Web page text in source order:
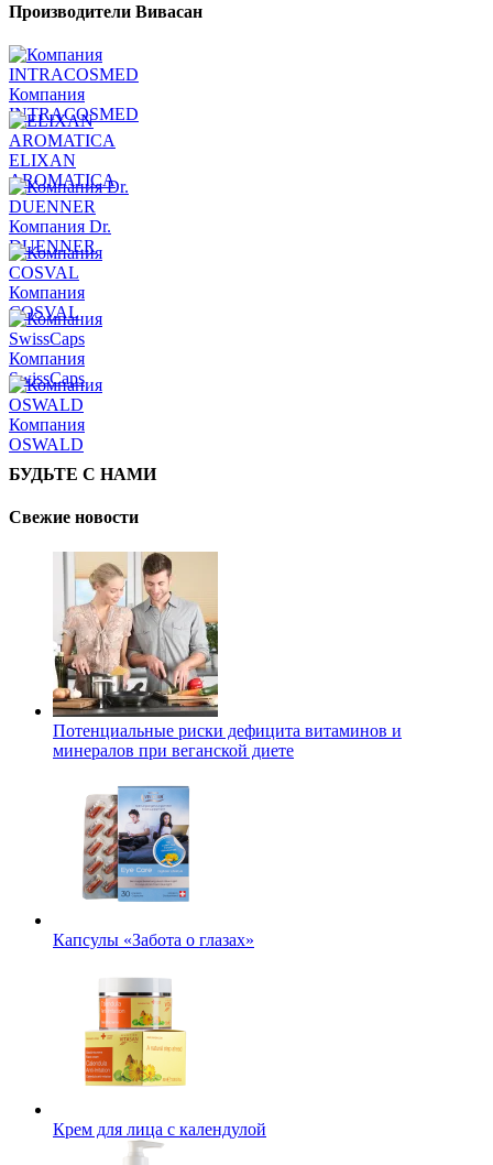
Производители Вивасан
Компания
INTRACOSMED
ELIXAN
AROMATICA
Компания Dr.
DUENNER
Компания
COSVAL
Компания
SwissCaps
Компания
OSWALD
БУДЬТЕ С НАМИ
Свежие новости
Потенциальные риски дефицита витаминов и
минералов при веганской диете
Капсулы «Забота о глазах»
Крем для лица с календулой